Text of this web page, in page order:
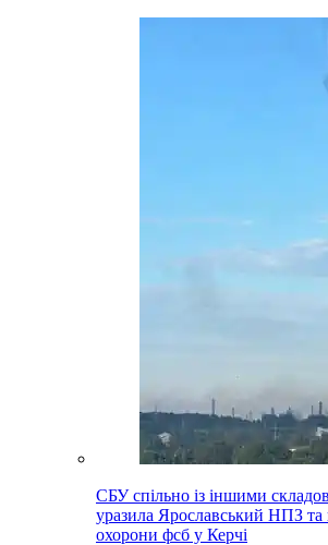
СБУ спільно із іншими
уразила Ярославський НПЗ та
охорони фсб у Керчі